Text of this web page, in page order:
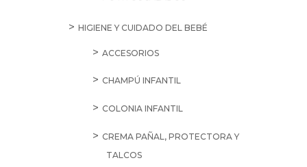
HIGIENE Y CUIDADO DEL BEBÉ
ACCESORIOS
CHAMPÚ INFANTIL
COLONIA INFANTIL
CREMA PAÑAL, PROTECTORA Y
TALCOS